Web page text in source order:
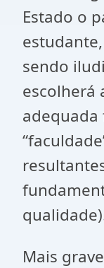
Estado o
sendo
escolherá
adequada
Mais